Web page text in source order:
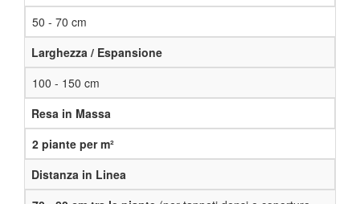
50 - 70 cm
Larghezza / Espansione
100 - 150 cm
Resa in Massa
2 piante per m²
Distanza in Linea